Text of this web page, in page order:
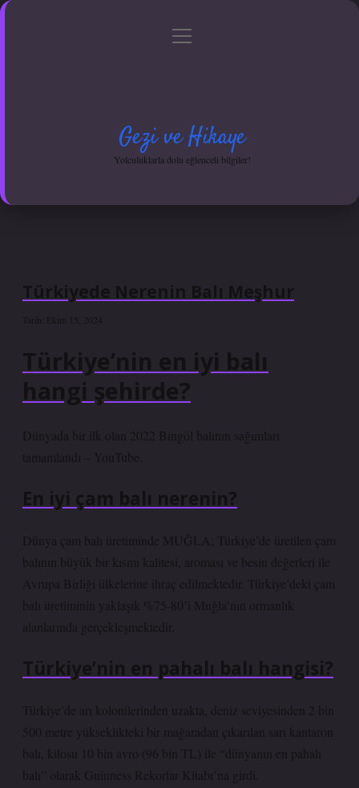
Gizlilik Politikası
menüyü
Gezi ve Hikaye
Yolculuklarla dolu eğlenceli bilgiler!
Türkiyede Nerenin Balı Meşhur
Tarih: Ekim 15, 2024
Türkiye’nin en iyi balı
hangi şehirde?
Dünyada bir ilk olan 2022 Bingöl balının sağımları
tamamlandı – YouTube.
En iyi çam balı nerenin?
Dünya çam balı üretiminde MUĞLA; Türkiye’de üretilen çam
balının büyük bir kısmı kalitesi, aroması ve besin değerleri ile
Avrupa Birliği ülkelerine ihraç edilmektedir. Türkiye’deki çam
balı üretiminin yaklaşık %75-80’i Muğla’nın ormanlık
alanlarında gerçekleşmektedir.
Türkiye’nin en pahalı balı hangisi?
Türkiye’de arı kolonilerinden uzakta, deniz seviyesinden 2 bin
500 metre yükseklikteki bir mağaradan çıkarılan sarı kantaron
balı, kilosu 10 bin avro (96 bin TL) ile “dünyanın en pahalı
balı” olarak Guinness Rekorlar Kitabı’na girdi.